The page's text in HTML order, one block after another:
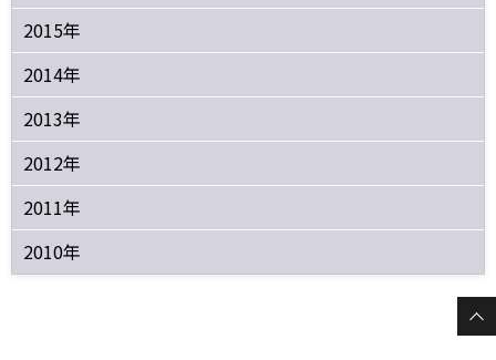
2015年
2014年
2013年
2012年
2011年
2010年